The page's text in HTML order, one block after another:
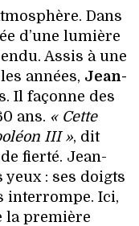
Dans
d’une lumière
Assis à une
années, Jean-
Il façonne des
ans. « Cette
III », dit
fierté. Jean-
: ses doigts
interrompe. Ici,
la première